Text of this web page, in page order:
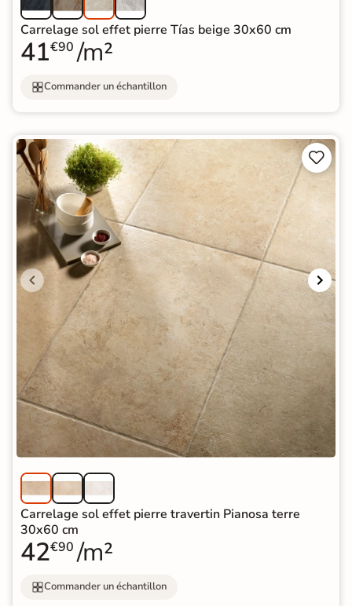
Carrelage sol effet pierre Tías beige 30x60 cm
41€90 /m²
Commander un échantillon


Carrelage sol effet pierre travertin Pianosa terre
30x60 cm
42€90 /m²
Commander un échantillon